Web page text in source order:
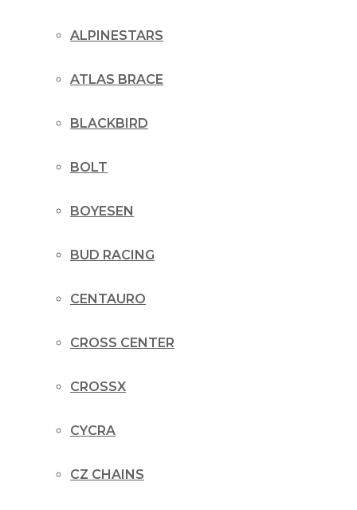
ALPINESTARS
ATLAS BRACE
BLACKBIRD
BOLT
BOYESEN
BUD RACING
CENTAURO
CROSS CENTER
CROSSX
CYCRA
CZ CHAINS